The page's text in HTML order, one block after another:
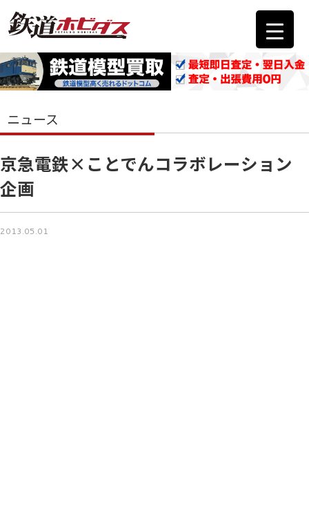
ニュース
京急電鉄×ことでんコラボレーション
企画
2013.05.01